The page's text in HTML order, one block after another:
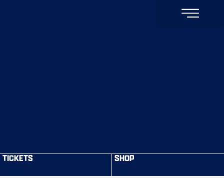
TICKETS SHOP